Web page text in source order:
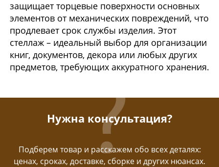
защищает торцевые поверхности основных
элементов от механических повреждений, что
продлевает срок службы изделия. Этот
стеллаж – идеальный выбор для организации
книг, документов, декора или любых других
предметов, требующих аккуратного хранения.
Нужна консультация?
Подберем товар и расскажем обо всех деталях:
ценах, сроках, доставке, сборке и других нюансах.